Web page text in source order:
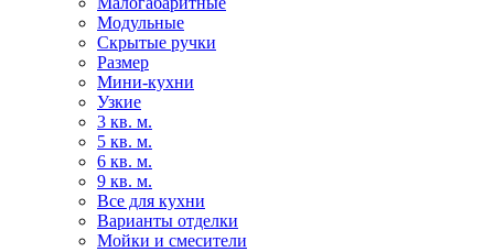
Модульные
Скрытые ручки
Размер
Мини-кухни
Узкие
3 кв. м.
5 кв. м.
6 кв. м.
9 кв. м.
Все для кухни
Варианты отделки
Мойки и смесители